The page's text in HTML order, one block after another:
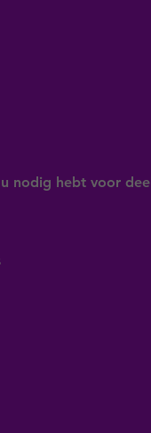
nodig hebt voor deel